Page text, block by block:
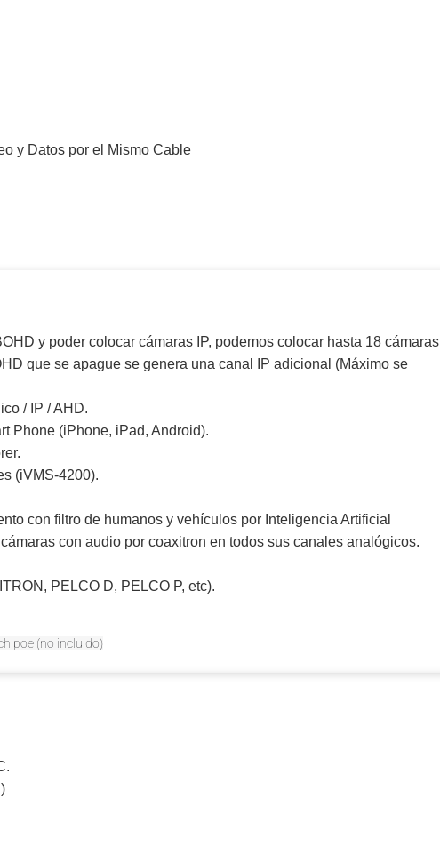
y Datos por el Mismo Cable
y poder colocar cámaras IP, podemos colocar hasta 18 cámaras
que se apague se genera una canal IP adicional (Máximo se
/ IP / AHD.
Phone (iPhone, iPad, Android).
(iVMS-4200).
con filtro de humanos y vehículos por Inteligencia Artificial
con audio por coaxitron en todos sus canales analógicos.
PELCO D, PELCO P, etc).
poe (no incluido)